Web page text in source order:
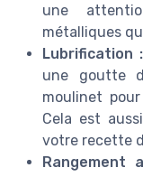
une
métalliques
Lubrification :
une goutte
moulinet
Cela est
votre recette
Rangement